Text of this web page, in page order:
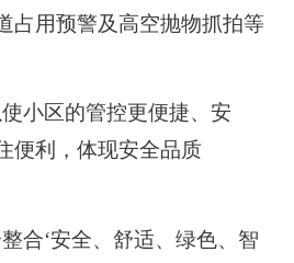
占用预警及高空抛物抓拍等
区的管控更便捷、安
便利，体现安全品质
‘安全、舒适、绿色、智